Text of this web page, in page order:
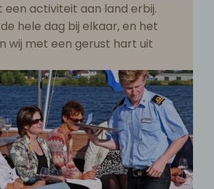
activiteit aan land erbij.
hele dag bij elkaar, en het
wij met een gerust hart uit